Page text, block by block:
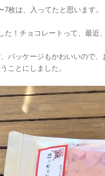
枚は、入ってたと思います。
た！チョコレートって、最近
パッケージもかわいいので、
ことにしました。